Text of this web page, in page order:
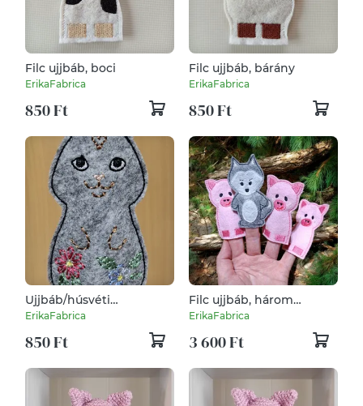
Filc ujjbáb, boci
ErikaFabrica
850 Ft
Filc ujjbáb, bárány
ErikaFabrica
850 Ft
Ujjbáb/húsvéti
dekoráció, virágos nyuszi
ErikaFabrica
850 Ft
Filc ujjbáb, három
kismalac és a farkas
ErikaFabrica
3 600 Ft